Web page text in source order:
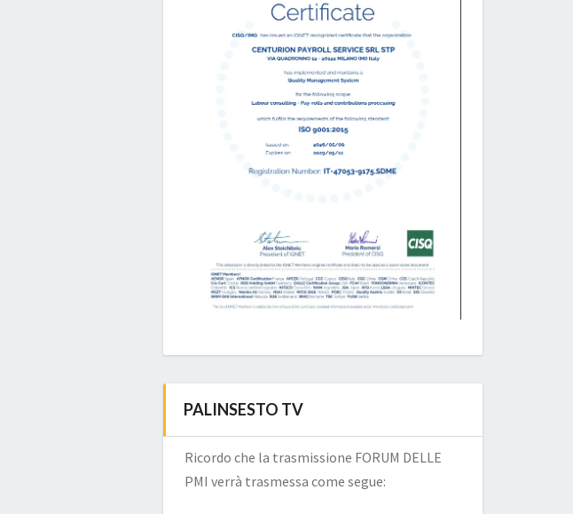
PALINSESTO TV
Ricordo che la trasmissione FORUM DELLE
PMI verrà trasmessa come segue: